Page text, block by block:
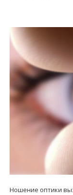
Ношение оптики